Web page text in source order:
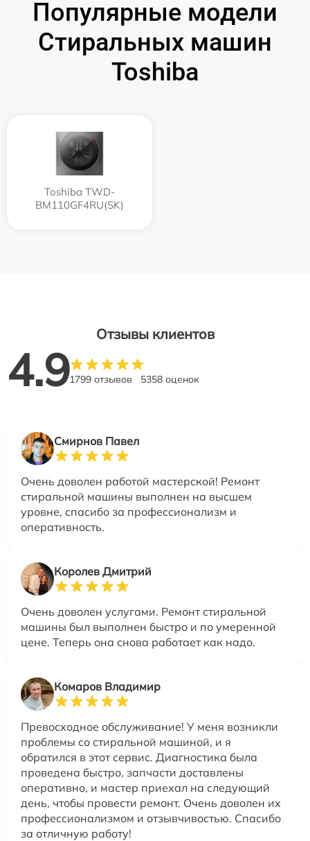
Популярные модели
Стиральных машин
Toshiba
Toshiba TWD-
BM110GF4RU(SK)
Отзывы клиентов
4.91799 отзывов 5358 оценок
Смирнов Павел
Очень доволен работой мастерской! Ремонт
стиральной машины выполнен на высшем
уровне, спасибо за профессионализм и
оперативность.
Королев Дмитрий
Очень доволен услугами. Ремонт стиральной
машины был выполнен быстро и по умеренной
цене. Теперь она снова работает как надо.
Комаров Владимир
Превосходное обслуживание! У меня возникли
проблемы со стиральной машиной, и я
обратился в этот сервис. Диагностика была
проведена быстро, запчасти доставлены
оперативно, и мастер приехал на следующий
день, чтобы провести ремонт. Очень доволен их
профессионализмом и отзывчивостью. Спасибо
за отличную работу!